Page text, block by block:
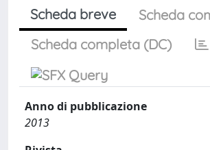
Scheda breve
Scheda
Scheda completa (DC)
Anno di pubblicazione
2013